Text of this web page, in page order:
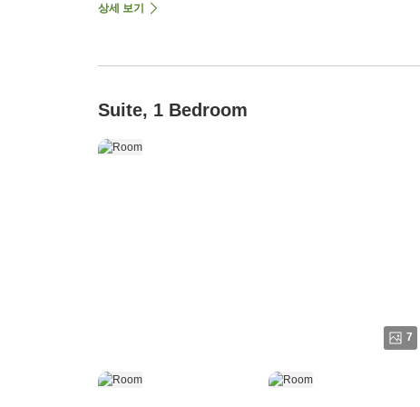
상세 보기
Suite, 1 Bedroom
7